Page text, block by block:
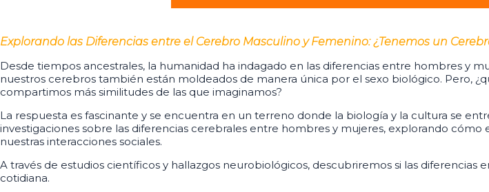
Explorando las Diferencias entre el Cerebro Masculino y Femenino: ¿Tenemos un
Desde tiempos ancestrales, la humanidad ha indagado en las diferencias entre hombres y
nuestros cerebros también están moldeados de manera única por el sexo biológico. Pero,
compartimos más similitudes de las que imaginamos?
La respuesta es fascinante y se encuentra en un terreno donde la biología y la cultura se
investigaciones sobre las diferencias cerebrales entre hombres y mujeres, explorando
nuestras interacciones sociales.
A través de estudios científicos y hallazgos neurobiológicos, descubriremos si las
cotidiana.